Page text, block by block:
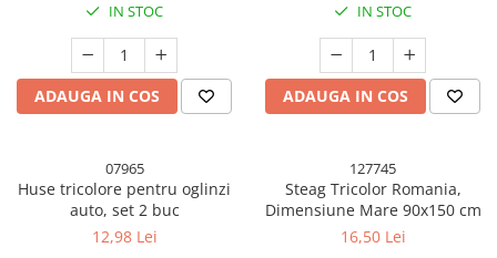
Organizatoare si Depozitare
Bucatarie
Pahare, Sticle si Cani
Ustensile pentru Bucătărie
Veselă pentru Masă
Articole pentru Casa si Curatenie
Accesorii Ingrijire Casa
IN STOC
ADAUGA IN COS
IN STOC
ADAUGA IN COS
07965
Huse tricolore pentru oglinzi
auto, set 2 buc
12,98 Lei
127745
Steag Tricolor Romania,
Dimensiune Mare 90x150 cm
16,50 Lei